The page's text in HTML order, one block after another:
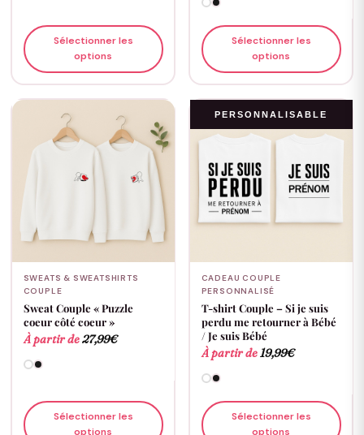
Sélectionner les
options
Sélectionner les
options
SWEATS & SWEATSHIRTS
COUPLE
Sweat Couple « Puzzle
coeur côté coeur »
À partir de27,99€
Sélectionner les
options
PERSONNALISABLE
CADEAU COUPLE
PERSONNALISÉ
T-shirt Couple – Si je suis
perdu me retourner à Bébé
/ Je suis Bébé
À partir de 19,99€
Sélectionner les
options